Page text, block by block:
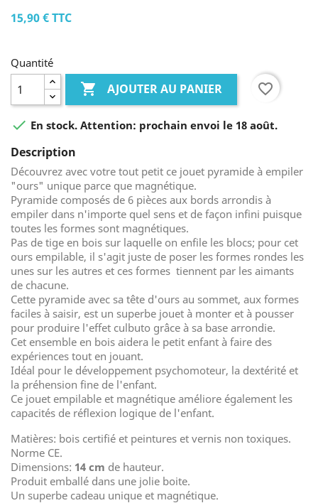
15,90 €TTC
Quantité
 AJOUTER AU PANIER favorite_border
 En stock. Attention: prochain envoi le 18 août.
Description
Découvrez avec votre tout petit ce jouet pyramide à empiler
"ours" unique parce que magnétique.
Pyramide composés de 6 pièces aux bords arrondis à
empiler dans n'importe quel sens et de façon infini puisque
toutes les formes sont magnétiques.
Pas de tige en bois sur laquelle on enfile les blocs; pour cet
ours empilable, il s'agit juste de poser les formes rondes les
unes sur les autres et ces formes tiennent par les aimants
de chacune.
Cette pyramide avec sa tête d'ours au sommet, aux formes
faciles à saisir, est un superbe jouet à monter et à pousser
pour produire l'effet culbuto grâce à sa base arrondie.
Cet ensemble en bois aidera le petit enfant à faire des
expériences tout en jouant.
Idéal pour le développement psychomoteur, la dextérité et
la préhension fine de l'enfant.
Ce jouet empilable et magnétique améliore également les
capacités de réflexion logique de l'enfant.
Matières: bois certifié et peintures et vernis non toxiques.
Norme CE.
Dimensions: 14 cm de hauteur.
Produit emballé dans une jolie boite.
Un superbe cadeau unique et magnétique.